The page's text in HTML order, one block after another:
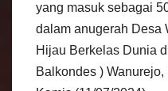
yang masuk sebagai
dalam anugerah Desa
Hijau Berkelas Dunia
Balkondes )